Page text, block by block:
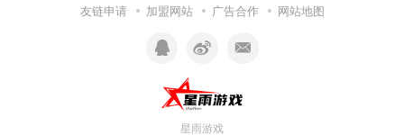
友链申请 加盟网站 广告合作 网站地图
星雨游戏